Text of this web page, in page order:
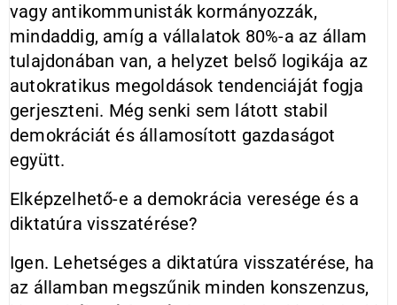
vagy antikommunisták kormányozzák,
mindaddig, amíg a vállalatok 80%-a az állam
tulajdonában van, a helyzet belső logikája az
autokratikus megoldások tendenciáját fogja
gerjeszteni. Még senki sem látott stabil
demokráciát és államosított gazdaságot
együtt.
Elképzelhető-e a demokrácia veresége és a
diktatúra visszatérése?
Igen. Lehetséges a diktatúra visszatérése, ha
az államban megszűnik minden konszenzus,